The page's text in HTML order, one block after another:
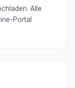
Alle
Portal